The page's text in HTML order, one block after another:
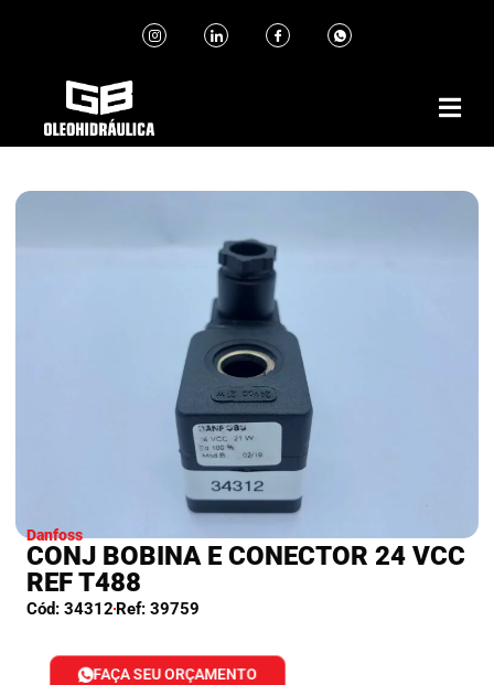
Danfoss
CONJ BOBINA E CONECTOR 24 VCC
REF T488
Cód: 34312 Ref: 39759
FAÇA SEU ORÇAMENTO